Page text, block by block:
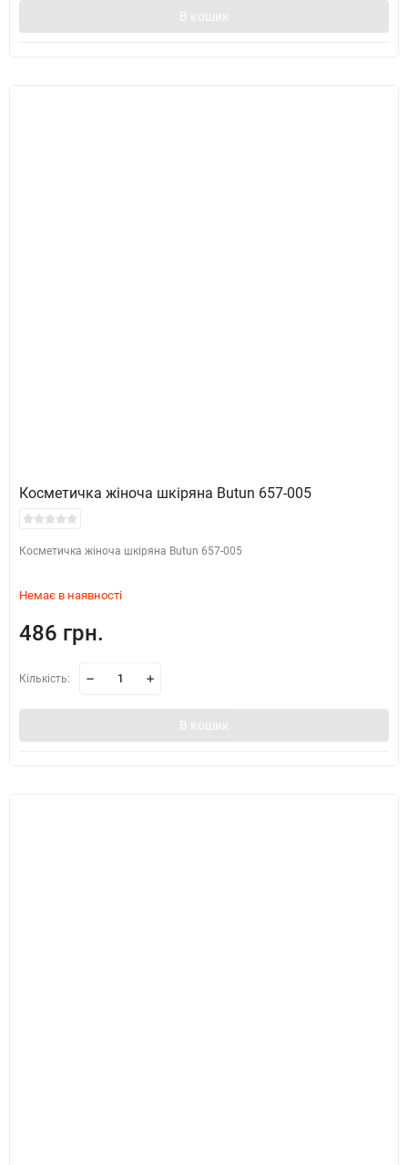
В кошик
Косметичка жіноча шкіряна Butun 657-005
Косметичка жіноча шкіряна Butun 657-005
Немає в наявності
486 грн.
Кількість:
В кошик